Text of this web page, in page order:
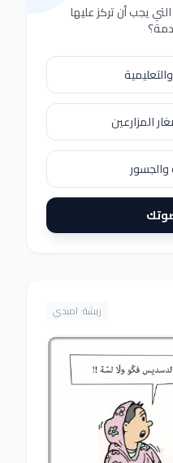
يجب أن تركز عليها
المزارعين
والجسور
ريشة: امبدي